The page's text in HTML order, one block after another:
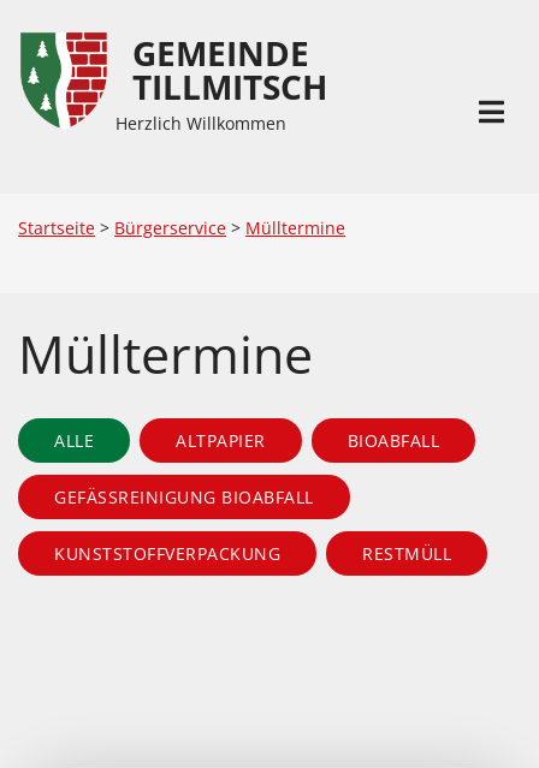
Inhalt
Accesskey
Hauptmenü
Accesskey
GEMEINDE
TILLMITSCH
Herzlich Willkommen
Startseite > Bürgerservice > Mülltermine
Mülltermine
ALLE ALTPAPIER BIOABFALL
GEFÄSSREINIGUNG BIOABFALL
KUNSTSTOFFVERPACKUNG RESTMÜLL